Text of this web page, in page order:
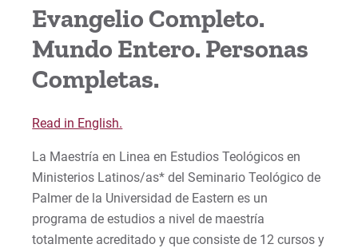
Evangelio Completo.
Mundo Entero. Personas
Completas.
Read in English.
La Maestría en Linea en Estudios Teológicos en
Ministerios Latinos/as* del Seminario Teológico de
Palmer de la Universidad de Eastern es un
programa de estudios a nivel de maestría
totalmente acreditado y que consiste de 12 cursos y